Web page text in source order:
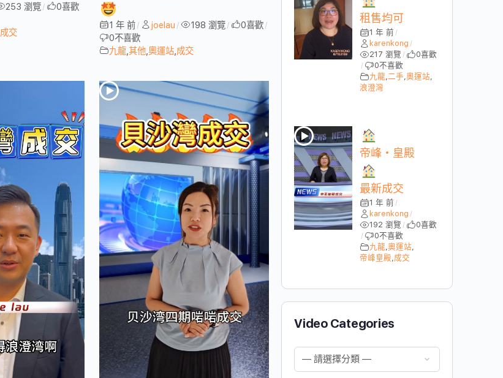
253 瀏覽 / 0喜歡
成交
1 年 前 / joelau / 198 瀏覽 / 0喜歡 /
0不喜歡
九龍, 其他, 奧運站, 成交
租售均可
1 年 前 /
karenkong /
217 瀏覽 / 0喜歡
/ 0不喜歡
九龍 二手 ,奧運站
浪澄灣
帝峰・皇殿
最新成交
1 年 前 /
karenkong /
192 瀏覽 / 0喜歡
/ 0不喜歡
九龍 ,奧運站
帝峰皇殿 成交
Video Categories